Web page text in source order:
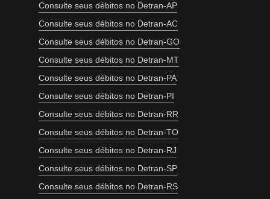
Consulte seus débitos no Detran-AP
Consulte seus débitos no Detran-AC
Consulte seus débitos no Detran-GO
Consulte seus débitos no Detran-MT
Consulte seus débitos no Detran-PA
Consulte seus débitos no Detran-PI
Consulte seus débitos no Detran-RR
Consulte seus débitos no Detran-TO
Consulte seus débitos no Detran-RJ
Consulte seus débitos no Detran-SP
Consulte seus débitos no Detran-RS